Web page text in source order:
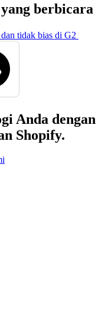
berbicara
tidak bias di G2
Anda dengan
Shopify.